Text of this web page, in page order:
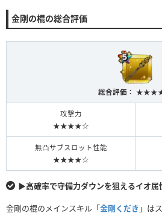
金剛の棍の総合評価
総合評価：
攻撃力
★★★★☆
無凸サブスロット性能
★★★★☆
▶︎高確率で守備力ダウンを狙えるイオ属
金剛の棍のメインスキル「金剛くだき 」は